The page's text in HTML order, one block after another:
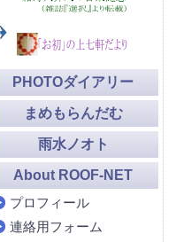
PHOTOダイアリー
まめもらんだむ
雨水ノオト
About ROOF-NET
プロフィール
連絡用フォーム